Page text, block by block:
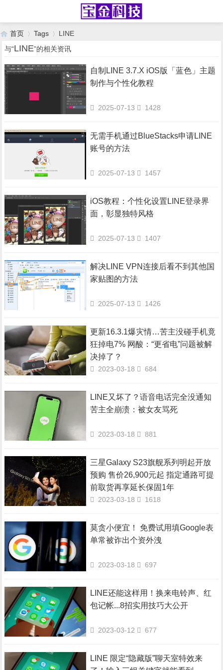
首页 Tags
LINE
与“LINE”的相关资讯
自制LINE 3.7.X iOS版「蓝色」主题
制作与个性化教程
2025-07-13 1428
无需手机通过BlueStacks申请LINE
账号的方法
2025-07-13 1457
iOS教程：个性化设置LINE登录界
面，彰显独特风格
2025-07-13 1407
解决LINE VPN连接后看不到其他国
家贴图的方法
2025-07-13 1426
更新16.3.1爆灾情…苦主没碰手机竟
狂掉电7% 网酸：“更省电”问题被解
决掉了？
2023-03-18 684
LINE又坏了？语音电话完全没通知
苦主全崩溃：被女友骂死
2023-03-18 881
三星Galaxy S23旗舰系列明起开放
预购 售价26,900元起 指定通路可提
前取货再享延长保固1年
2023-03-18 1618
莫贪小便宜！ 免费试用填Google表
单常被诈出个资外洩
2023-03-18 697
LINE还能这样用！换来电铃声、红
包记帐...8招实用技巧大公开
2023-03-12 677
LINE 限定“隐藏版”聊天室特效来